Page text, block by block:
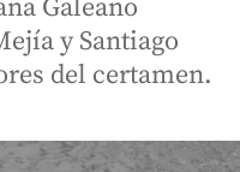
Galeano
y Santiago
del certamen.